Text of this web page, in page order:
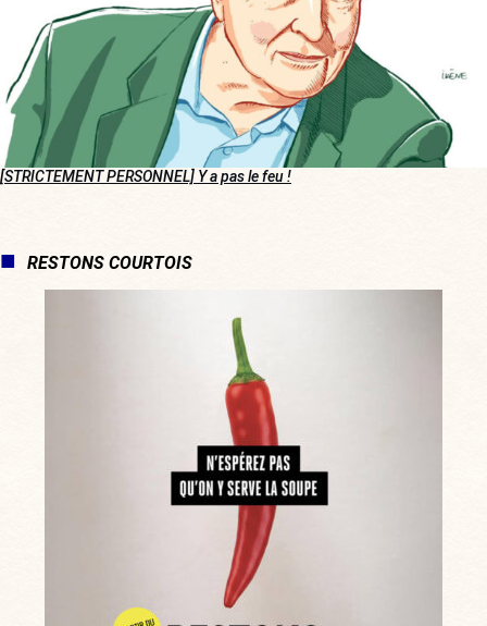
[STRICTEMENT PERSONNEL] Y a pas le feu !
RESTONS COURTOIS